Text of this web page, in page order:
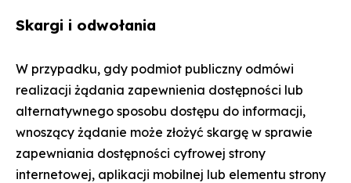
Skargi i odwołania
W przypadku, gdy podmiot publiczny odmówi
realizacji żądania zapewnienia dostępności lub
alternatywnego sposobu dostępu do informacji,
wnoszący żądanie może złożyć skargę w sprawie
zapewniania dostępności cyfrowej strony
internetowej, aplikacji mobilnej lub elementu strony